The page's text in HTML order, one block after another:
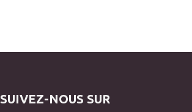
SUIVEZ-NOUS SUR